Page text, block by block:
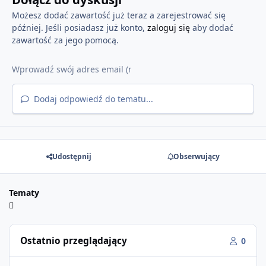
Możesz dodać zawartość już teraz a zarejestrować się
później. Jeśli posiadasz już konto, zaloguj sięaby dodać
zawartość za jego pomocą.
Dodaj odpowiedź do tematu...
Udostępnij Obserwujący
Tematy
Ostatnio przeglądający 0